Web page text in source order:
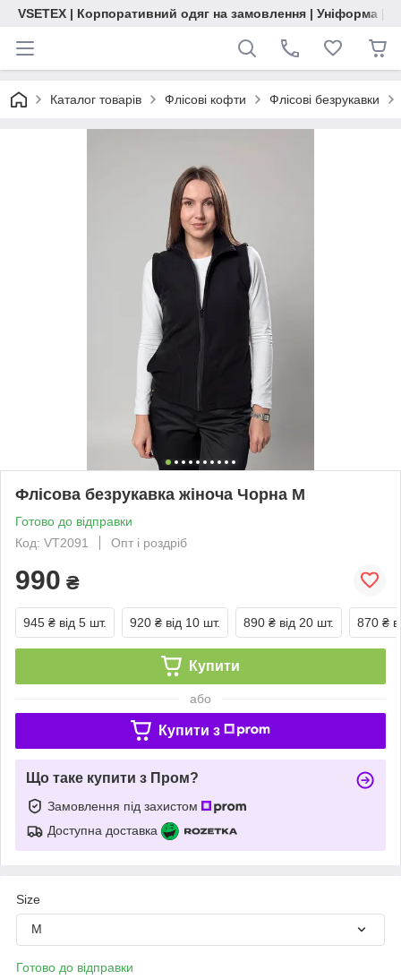
VSETEX | Корпоративний одяг на замовлення | Уніформа |
Каталог товарів Флісові кофти Флісові безрукавки
Флісова безрукавка жіноча Чорна M
Готово до відправки
Код: VT2091
Опт і роздріб
990 ₴
945 ₴ від 5 шт. 920 ₴ від 10 шт. 890 ₴ від 20 шт. 870 ₴
Купити
або
Купити з
Що таке купити з Пром?
Замовлення під захистом
Доступна доставка
Size
M
Готово до відправки